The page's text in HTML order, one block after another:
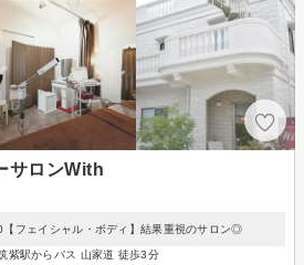
サロンWith
【フェイシャル・ボディ】結果重視のサロン◎
紫駅からバス 山家道 徒歩3分